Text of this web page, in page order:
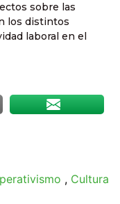
sobre las
los distintos
laboral en el
, Cultura